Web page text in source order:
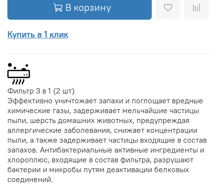
В корзину
Купить в 1 клик
Фильтр 3 в 1 (2 шт)
Эффективно уничтожает запахи и поглощает вредные
химические газы, задерживает мельчайшие частицы
пыли, шерсть домашних животных, предупреждая
аллергические заболевания, снижает концентрации
пыли, а также задерживает частицы входящие в состав
запахов. Антибактериальные активные ингредиенты и
хлороплюс, входящие в состав фильтра, разрушают
бактерии и микробы путям деактивации белковых
соединений.